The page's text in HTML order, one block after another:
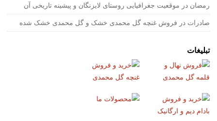
رمضان در موقعیت جغرافیایی روستای لایزنگان و پیشینه تاریخی آن
صادرات در فروش غنچه گل محمدی خشک و گل محمدی خشک شده
تبلیغات